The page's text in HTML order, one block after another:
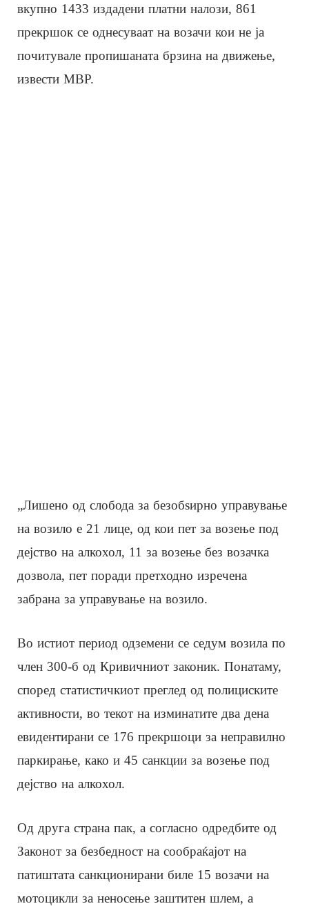
вкупно 1433 издадени платни налози, 861
прекршок се однесуваат на возачи кои не ја
почитувале пропишаната брзина на движење,
извести МВР.
„Лишено од слобода за безобѕирно управување
на возило е 21 лицe, од кои пет за возење под
дејство на алкохол, 11 за возење без возачка
дозвола, пет поради претходно изречена
забрана за управување на возило.
Во истиот период одземени се седум возила по
член 300-б од Кривичниот законик. Понатаму,
според статистичкиот преглед од полициските
активности, во текот на изминатите два дена
евидентирани се 176 прекршоци за неправилно
паркирање, како и 45 санкции за возење под
дејство на алкохол.
Од друга страна пак, а согласно одредбите од
Законот за безбедност на сообраќајот на
патиштата санкционирани биле 15 возачи на
мотоцикли за неносење заштитен шлем, а